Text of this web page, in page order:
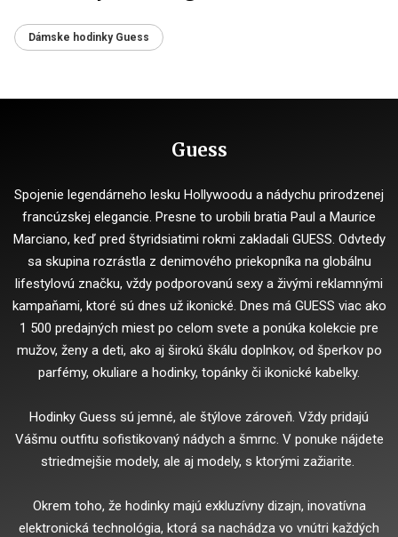
Dámske hodinky Guess
Guess
Spojenie legendárneho lesku Hollywoodu a nádychu prirodzenej
francúzskej elegancie. Presne to urobili bratia Paul a Maurice
Marciano, keď pred štyridsiatimi rokmi zakladali GUESS. Odvtedy
sa skupina rozrástla z denimového priekopníka na globálnu
lifestylovú značku, vždy podporovanú sexy a živými reklamnými
kampaňami, ktoré sú dnes už ikonické. Dnes má GUESS viac ako
1 500 predajných miest po celom svete a ponúka kolekcie pre
mužov, ženy a deti, ako aj širokú škálu doplnkov, od šperkov po
parfémy, okuliare a hodinky, topánky či ikonické kabelky.
Hodinky Guess sú jemné, ale štýlove zároveň. Vždy pridajú
Vášmu outfitu sofistikovaný nádych a šmrnc. V ponuke nájdete
striedmejšie modely, ale aj modely, s ktorými zažiarite.
Okrem toho, že hodinky majú exkluzívny dizajn, inovatívna
elektronická technológia, ktorá sa nachádza vo vnútri každých